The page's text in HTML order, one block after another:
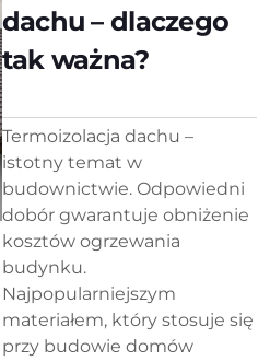
dachu – dlaczego
tak ważna?
Termoizolacja dachu –
istotny temat w
budownictwie. Odpowiedni
dobór gwarantuje obniżenie
kosztów ogrzewania
budynku.
Najpopularniejszym
materiałem, który stosuje się
przy budowie domów